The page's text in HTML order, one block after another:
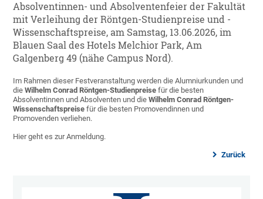
Absolventinnen- und Absolventenfeier der Fakultät
mit Verleihung der Röntgen-Studienpreise und -
Wissenschaftspreise, am Samstag, 13.06.2026, im
Blauen Saal des Hotels Melchior Park, Am
Galgenberg 49 (nähe Campus Nord).
Im Rahmen dieser Festveranstaltung werden die Alumniurkunden und
dieWilhelm Conrad Röntgen-Studienpreisefür die besten
Absolventinnen und Absolventen und dieWilhelm Conrad Röntgen-
Wissenschaftspreise für die besten Promovendinnen und
Promovenden verliehen.
Hier geht es zur Anmeldung.
Zurück